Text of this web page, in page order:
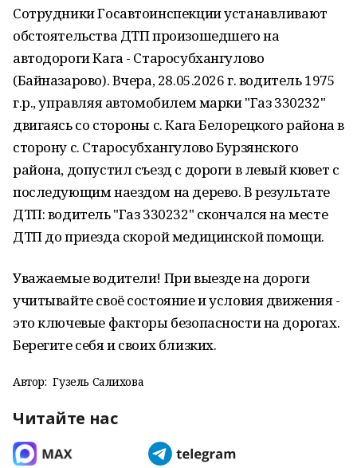
Сотрудники Госавтоинспекции устанавливают
обстоятельства ДТП произошедшего на
автодороги Кага - Старосубхангулово
(Байназарово). Вчера, 28.05.2026 г. водитель 1975
г.р., управляя автомобилем марки "Газ 330232"
двигаясь со стороны с. Кага Белорецкого района в
сторону с. Старосубхангулово Бурзянского
района, допустил съезд с дороги в левый кювет с
последующим наездом на дерево. В результате
ДТП: водитель "Газ 330232" скончался на месте
ДТП до приезда скорой медицинской помощи.
Уважаемые водители! При выезде на дороги
учитывайте своё состояние и условия движения -
это ключевые факторы безопасности на дорогах.
Берегите себя и своих близких.
Автор: Гузель Салихова
Читайте нас